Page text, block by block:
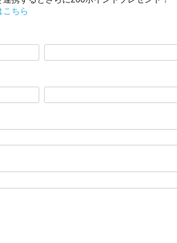
こちら